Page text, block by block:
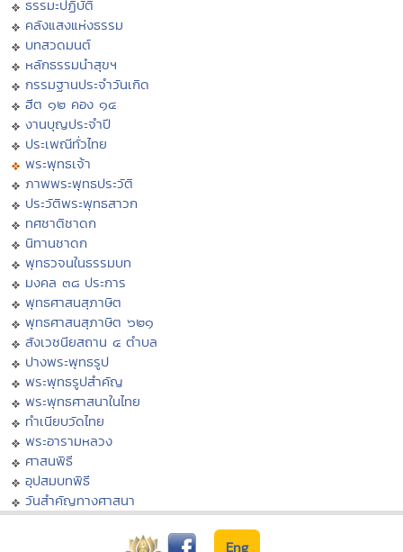
ธรรมะปฏิบัติ
คลังแสงแห่งธรรม
บทสวดมนต์
หลักธรรมนำสุขฯ
กรรมฐานประจำวันเกิด
ฮีต ๑๒ คอง ๑๔
งานบุญประจำปี
ประเพณีทั่วไทย
พระพุทธเจ้า
ภาพพระพุทธประวัติ
ประวัติพระพุทธสาวก
ทศชาติชาดก
นิทานชาดก
พุทธวจนในธรรมบท
มงคล ๓๘ ประการ
พุทธศาสนสุภาษิต
พุทธศาสนสุภาษิต ๖๒๑
สังเวชนียสถาน ๔ ตำบล
ปางพระพุทธรูป
พระพุทธรูปสำคัญ
พระพุทธศาสนาในไทย
ทำเนียบวัดไทย
พระอารามหลวง
ศาสนพิธี
อุปสมบทพิธี
วันสำคัญทางศาสนา
Eng